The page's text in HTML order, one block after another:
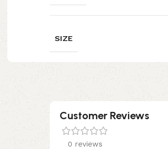
SIZE
Customer Reviews
0 reviews